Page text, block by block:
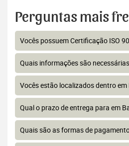
Perguntas mais
Vocês possuem Certificação ISO
Quais informações são
Vocês estão localizados dentro
Qual o prazo de entrega para em
Quais são as formas de